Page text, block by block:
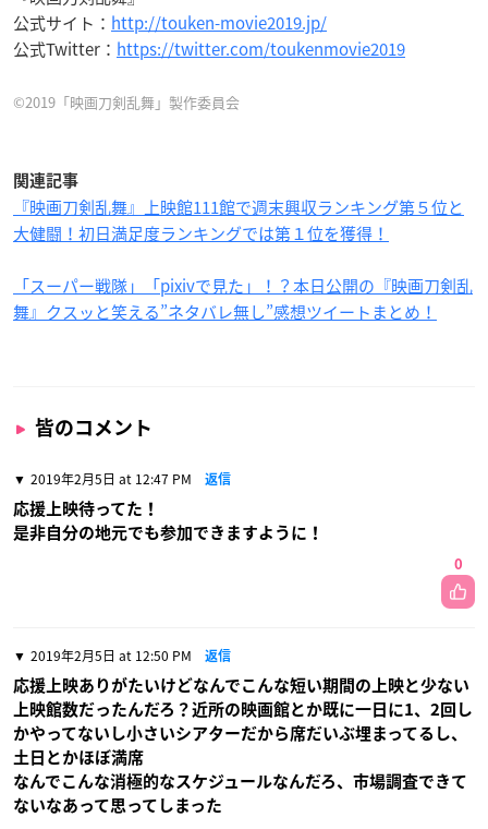
公式サイト： http://touken-movie2019.jp/
公式Twitter： https://twitter.com/toukenmovie2019
©2019「映画刀剣乱舞」製作委員会
関連記事
『映画刀剣乱舞』上映館111館で週末興収ランキング第５位と
大健闘！初日満足度ランキングでは第１位を獲得！
「スーパー戦隊」「pixivで見た」！？本日公開の『映画刀剣乱
舞』クスッと笑える”ネタバレ無し”感想ツイートまとめ！
皆のコメント
2019年2月5日 at 12:47 PM 返信
応援上映待ってた！
是非自分の地元でも参加できますように！
0
2019年2月5日 at 12:50 PM 返信
応援上映ありがたいけどなんでこんな短い期間の上映と少ない
上映館数だったんだろ？近所の映画館とか既に一日に1、2回し
かやってないし小さいシアターだから席だいぶ埋まってるし、
土日とかほぼ満席
なんでこんな消極的なスケジュールなんだろ、市場調査できて
ないなあって思ってしまった